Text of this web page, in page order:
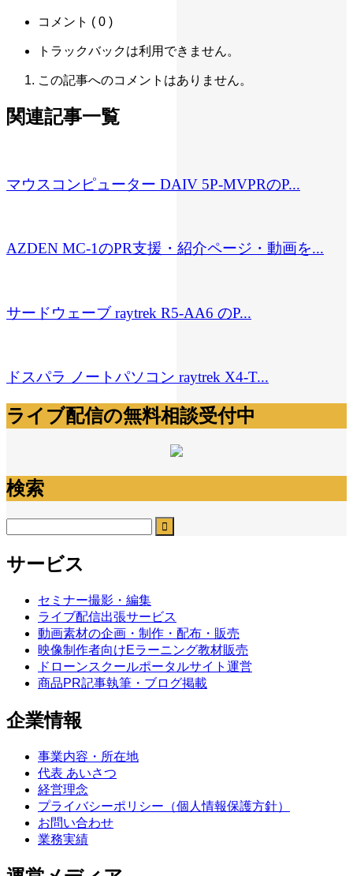
コメント ( 0 )
トラックバックは利用できません。
この記事へのコメントはありません。
関連記事一覧
マウスコンピューター DAIV 5P-MVPRのP...
AZDEN MC-1のPR支援・紹介ページ・動画を...
サードウェーブ raytrek R5-AA6 のP...
ドスパラ ノートパソコン raytrek X4-T...
ライブ配信の無料相談受付中
検索
サービス
セミナー撮影・編集
ライブ配信出張サービス
動画素材の企画・制作・配布・販売
映像制作者向けEラーニング教材販売
ドローンスクールポータルサイト運営
商品PR記事執筆・ブログ掲載
企業情報
事業内容・所在地
代表 あいさつ
経営理念
プライバシーポリシー（個人情報保護方針）
お問い合わせ
業務実績